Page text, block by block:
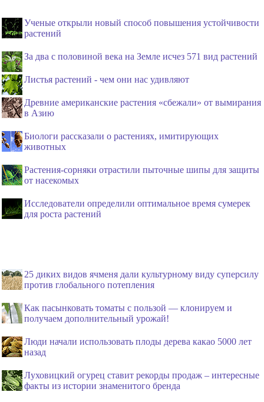
Ученые открыли новый способ повышения устойчивости
растений
За два с половиной века на Земле исчез 571 вид растений
Листья растений - чем они нас удивляют
Древние американские растения «сбежали» от вымирания
в Азию
Биологи рассказали о растениях, имитирующих
животных
Растения-сорняки отрастили пыточные шипы для защиты
от насекомых
Исследователи определили оптимальное время сумерек
для роста растений
25 диких видов ячменя дали культурному виду суперсилу
против глобального потепления
Как пасынковать томаты с пользой — клонируем и
получаем дополнительный урожай!
Люди начали использовать плоды дерева какао 5000 лет
назад
Луховицкий огурец ставит рекорды продаж – интересные
факты из истории знаменитого бренда